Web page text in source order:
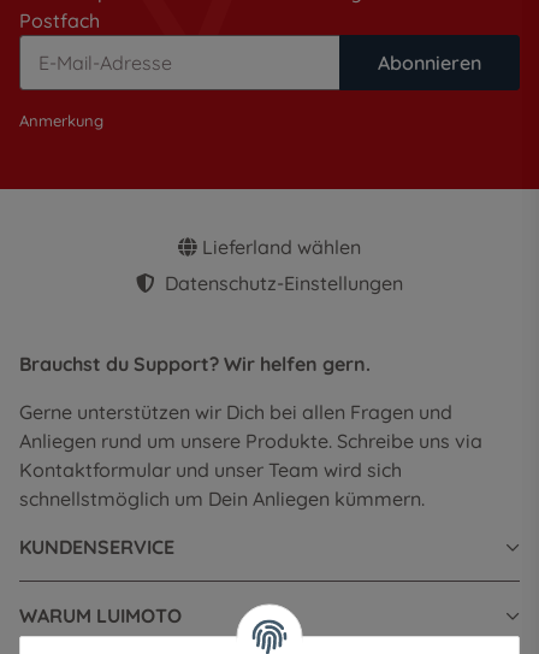
Postfach
Abonnieren
Anmerkung
Lieferland wählen
Datenschutz-Einstellungen
Brauchst du Support? Wir helfen gern.
Gerne unterstützen wir Dich bei allen Fragen und
Anliegen rund um unsere Produkte. Schreibe uns via
Kontaktformular und unser Team wird sich
schnellstmöglich um Dein Anliegen kümmern.
KUNDENSERVICE
WARUM LUIMOTO